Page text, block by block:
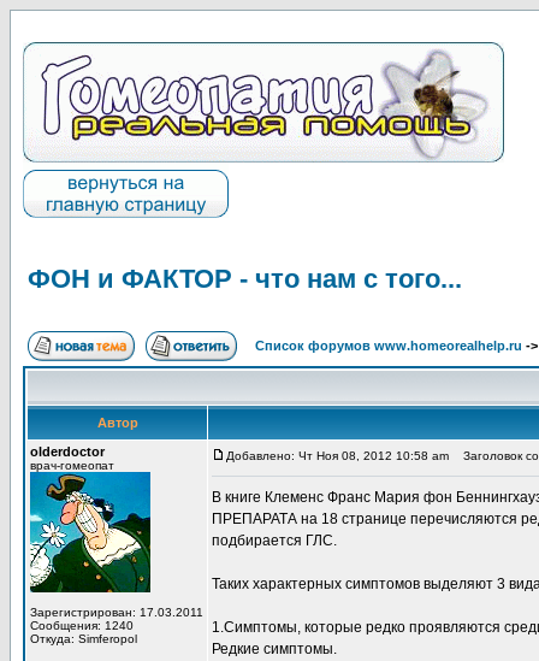
ФОН и ФАКТОР - что нам с того...
Список форумов www.homeorealhelp.ru -
Автор
olderdoctor
врач-гомеопат
Зарегистрирован: 17.03.2011
Сообщения: 1240
Откуда: Simferopol
Добавлено: Чт Ноя 08, 2012 10:58 am Заголовок
В книге Клеменс Франс Мария фон
ПРЕПАРАТА на 18 странице перечисляются
подбирается ГЛС.
Таких характерных симптомов выделяют 3
1.Симптомы, которые редко проявляются
Редкие симптомы.